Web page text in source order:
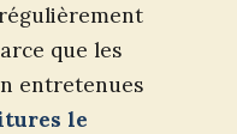
régulièrement
que les
entretenues
le